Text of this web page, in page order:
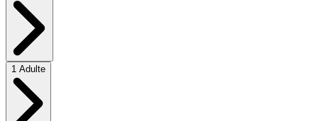
1 Adulte